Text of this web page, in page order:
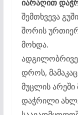
იარაღით
შემთხვევა
შორის
მოხდა.
დროს,
მუცლის არეში
დაჭრილი